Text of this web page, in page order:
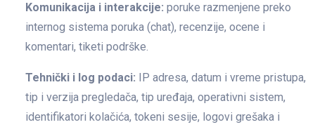
Komunikacija i interakcije: poruke razmenjene preko
internog sistema poruka (chat), recenzije, ocene i
komentari, tiketi podrške.
Tehnički i log podaci: IP adresa, datum i vreme pristupa,
tip i verzija pregledača, tip uređaja, operativni sistem,
identifikatori kolačića, tokeni sesije, logovi grešaka i